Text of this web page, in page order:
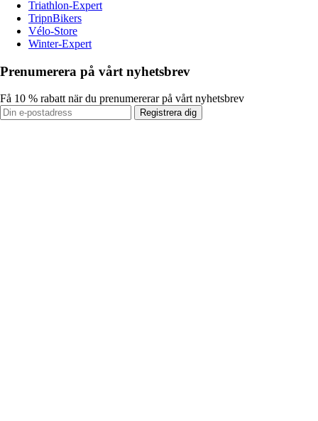
Triathlon-Expert
TripnBikers
Vélo-Store
Winter-Expert
Prenumerera på vårt nyhetsbrev
Få 10 % rabatt när du prenumererar på vårt nyhetsbrev
Registrera dig